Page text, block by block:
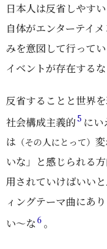
日本人は反省しやす
自体がエンターテイ
みを意図して行って
イベントが存在する
反省することと世界
社会構成主義的5 に
は （その人にとって）
いな」と感じられる
用されていけばいい
ィングテーマ曲にあ
い～な6 。